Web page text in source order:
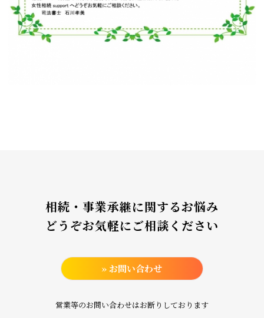
相続・事業承継に関するお悩み
どうぞお気軽にご相談ください
» お問い合わせ
営業等のお問い合わせはお断りしております